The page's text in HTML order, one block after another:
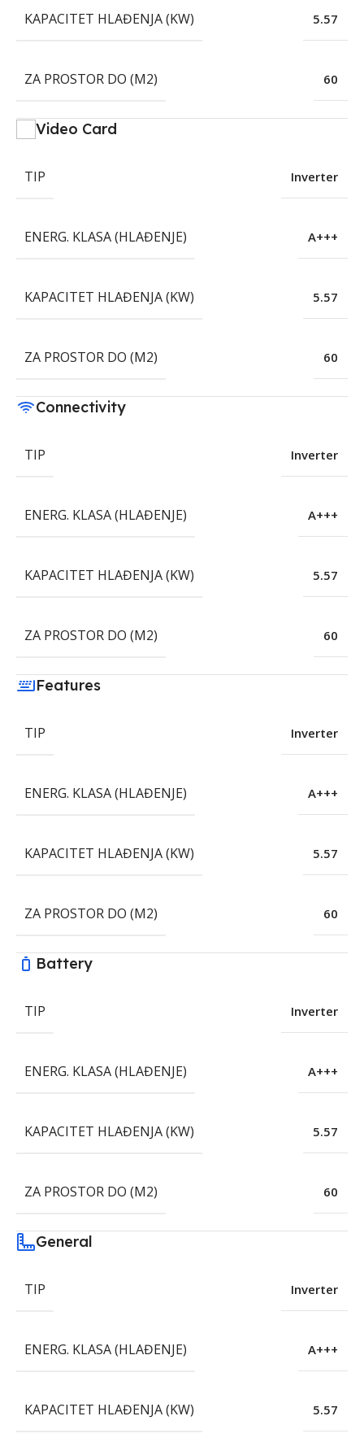
KAPACITET HLAĐENJA (KW) 5.57
ZA PROSTOR DO (M2) 60
Video Card
TIP Inverter
ENERG. KLASA (HLAĐENJE) A+++
KAPACITET HLAĐENJA (KW) 5.57
ZA PROSTOR DO (M2) 60
Connectivity
TIP Inverter
ENERG. KLASA (HLAĐENJE) A+++
KAPACITET HLAĐENJA (KW) 5.57
ZA PROSTOR DO (M2) 60
Features
TIP Inverter
ENERG. KLASA (HLAĐENJE) A+++
KAPACITET HLAĐENJA (KW) 5.57
ZA PROSTOR DO (M2) 60
Battery
TIP Inverter
ENERG. KLASA (HLAĐENJE) A+++
KAPACITET HLAĐENJA (KW) 5.57
ZA PROSTOR DO (M2) 60
General
TIP Inverter
ENERG. KLASA (HLAĐENJE) A+++
KAPACITET HLAĐENJA (KW) 5.57